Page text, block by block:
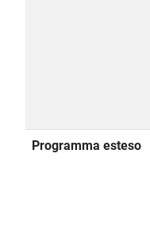
Programma esteso